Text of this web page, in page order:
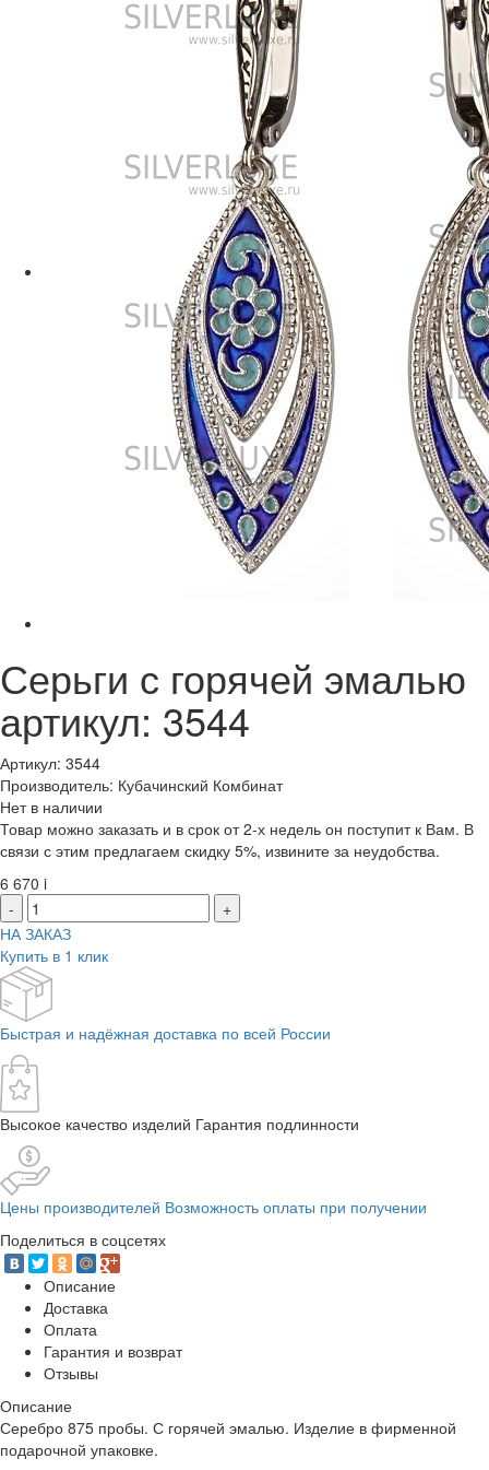
Серьги с горячей эмалью
артикул: 3544
Артикул: 3544
Производитель: Кубачинский Комбинат
Нет в наличии
Товар можно заказать и в срок от 2-х недель он поступит к Вам. В
связи с этим предлагаем скидку 5%, извините за неудобства.
6 670 i
-
+
НА ЗАКАЗ
Купить в 1 клик
Быстрая и надёжная доставка по всей России
Высокое качество изделий Гарантия подлинности
Цены производителей Возможность оплаты при получении
Поделиться в соцсетях
Описание
Доставка
Оплата
Гарантия и возврат
Отзывы
Описание
Серебро 875 пробы. С горячей эмалью. Изделие в фирменной
подарочной упаковке.